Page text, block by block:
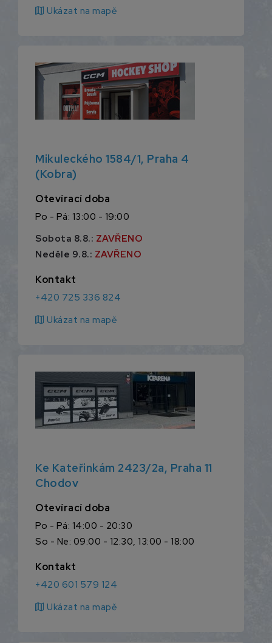
map Ukázat na mapě
Mikuleckého 1584/1, Praha 4
(Kobra)
Otevírací doba
Po - Pá: 13:00 - 19:00
Sobota 8.8.: ZAVŘENO
Neděle 9.8.: ZAVŘENO
Kontakt
+420 725 336 824
map Ukázat na mapě
Ke Kateřinkám 2423/2a, Praha 11
Chodov
Otevírací doba
Po - Pá: 14:00 - 20:30
So - Ne: 09:00 - 12:30, 13:00 - 18:00
Kontakt
+420 601 579 124
map Ukázat na mapě